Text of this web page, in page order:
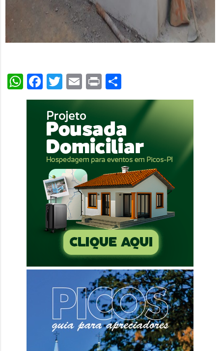
WhatsApp
Facebook
Twitter
Email
PrintShare